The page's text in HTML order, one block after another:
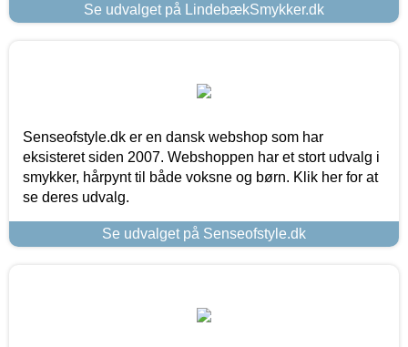
Se udvalget på LindebækSmykker.dk
Senseofstyle.dk er en dansk webshop som har
eksisteret siden 2007. Webshoppen har et stort udvalg i
smykker, hårpynt til både voksne og børn. Klik her for at
se deres udvalg.
Se udvalget på Senseofstyle.dk